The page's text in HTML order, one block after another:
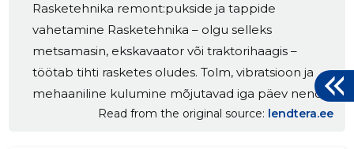
Rasketehnika remont:pukside ja tappide
vahetamine Rasketehnika – olgu selleks
metsamasin, ekskavaator või traktorihaagis –
töötab tihti rasketes oludes. Tolm, vibratsioon ja
mehaaniline kulumine mõjutavad iga päev nende
töökindlust. Professionaalne rasketehnika remont,
Read from the original source lendtera.ee